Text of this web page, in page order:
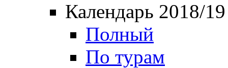
Календарь 2018/19
Полный
По турам